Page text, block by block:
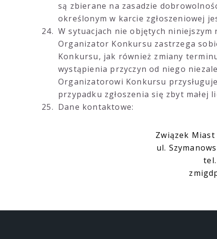
są zbierane na zasadzie
określonym w karcie zgłoszeniowej
W sytuacjach nie objętych
Organizator Konkursu zastrzega
Konkursu, jak również zmiany
wystąpienia przyczyn od niego
Organizatorowi Konkursu
przypadku zgłoszenia się zbyt małej
Dane kontaktowe:
Związek
ul.